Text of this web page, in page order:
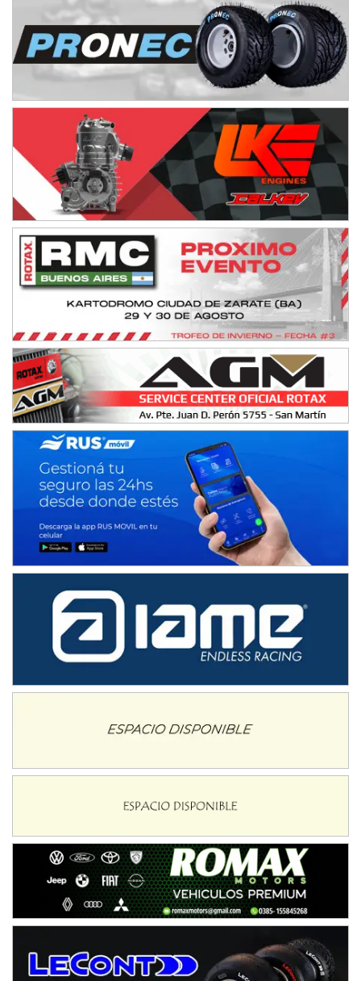
Avellaneda (Santa Fe)
SUR SANTAFESINO - F4
José Samuel Sánchez (Tierra)
Rufino (Santa Fe)
TUCUMANO - F5
Juan Navarro (Asfalto)
El Timbó (Tucumán)